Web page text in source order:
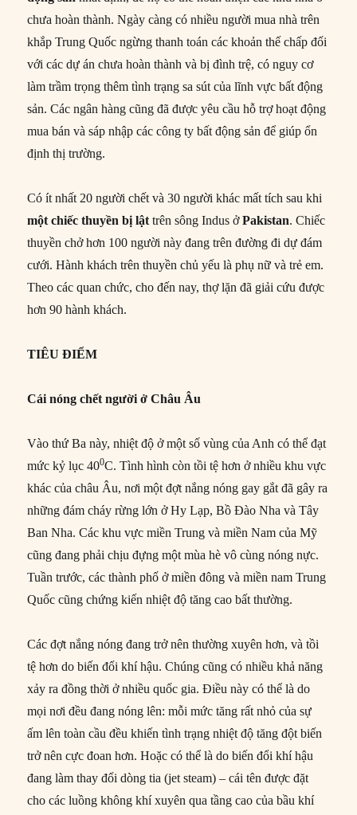
chưa hoàn thành. Ngày càng có nhiều người mua nhà trên
khắp Trung Quốc ngừng thanh toán các khoản thế chấp đối
với các dự án chưa hoàn thành và bị đình trệ, có nguy cơ
làm trầm trọng thêm tình trạng sa sút của lĩnh vực bất động
sản. Các ngân hàng cũng đã được yêu cầu hỗ trợ hoạt động
mua bán và sáp nhập các công ty bất động sản để giúp ổn
định thị trường.
Có ít nhất 20 người chết và 30 người khác mất tích sau khi
một chiếc thuyền bị lật trên sông Indus ởPakistan. Chiếc
thuyền chở hơn 100 người này đang trên đường đi dự đám
cưới. Hành khách trên thuyền chủ yếu là phụ nữ và trẻ em.
Theo các quan chức, cho đến nay, thợ lặn đã giải cứu được
hơn 90 hành khách.
TIÊU ĐIỂM
Cái nóng chết người ở Châu Âu
Vào thứ Ba này, nhiệt độ ở một số vùng của Anh có thể đạt
mức kỷ lục 400C. Tình hình còn tồi tệ hơn ở nhiều khu vực
khác của châu Âu, nơi một đợt nắng nóng gay gắt đã gây ra
những đám cháy rừng lớn ở Hy Lạp, Bồ Đào Nha và Tây
Ban Nha. Các khu vực miền Trung và miền Nam của Mỹ
cũng đang phải chịu đựng một mùa hè vô cùng nóng nực.
Tuần trước, các thành phố ở miền đông và miền nam Trung
Quốc cũng chứng kiến nhiệt độ tăng cao bất thường.
Các đợt nắng nóng đang trở nên thường xuyên hơn, và tồi
tệ hơn do biến đổi khí hậu. Chúng cũng có nhiều khả năng
xảy ra đồng thời ở nhiều quốc gia. Điều này có thể là do
mọi nơi đều đang nóng lên: mỗi mức tăng rất nhỏ của sự
ấm lên toàn cầu đều khiến tình trạng nhiệt độ tăng đột biến
trở nên cực đoan hơn. Hoặc có thể là do biến đổi khí hậu
đang làm thay đổi dòng tia (jet steam) – cái tên được đặt
cho các luồng không khí xuyên qua tầng cao của bầu khí